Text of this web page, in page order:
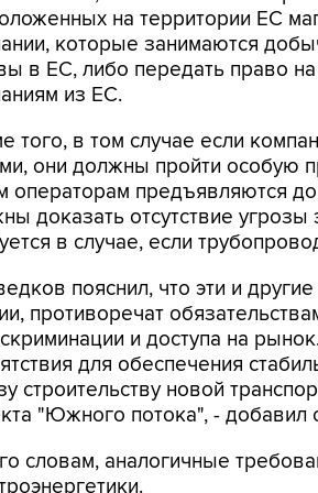
на территории ЕС
которые занимаются
в ЕС, либо передать право
из ЕС.
того, в том случае если
они должны пройти особую
операторам предъявляются
доказать отсутствие
в случае, если
пояснил, что эти и
противоречат
и доступа на
для обеспечения
строительству новой
"Южного потока", - добавил
словам, аналогичные